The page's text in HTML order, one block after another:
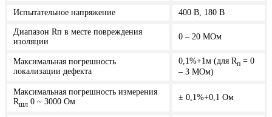
Испытательное напряжение 400 В, 180 В
Диапазон Rп в месте повреждения
изоляции
0 – 20 МОм
Максимальная погрешность
локализации дефекта
0,1%+1м (для Rп = 0
– 3 МОм)
Максимальная погрешность измерения
Rшл 0 ~ 3000 Ом ± 0,1%+0,1 Ом